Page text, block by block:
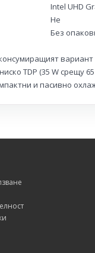
Intel UHD
Не
Без
TDP (35 W срещу 65
и пасивно